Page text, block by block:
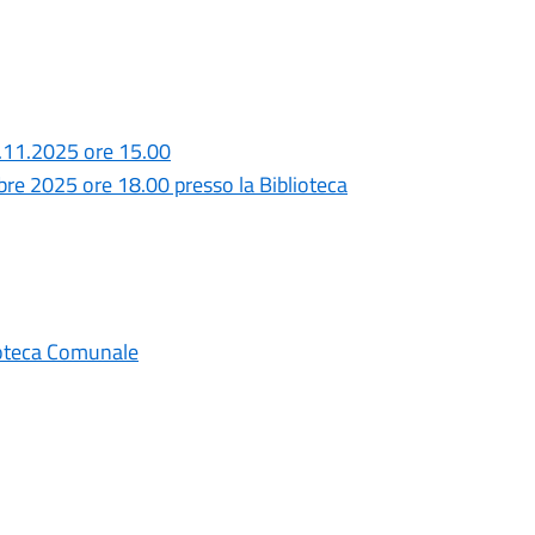
ore 15.00
2025 ore 18.00 presso la Biblioteca
Comunale